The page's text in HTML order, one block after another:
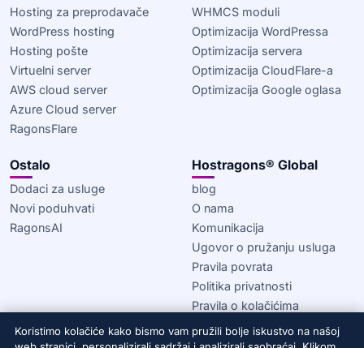
Hosting za preprodavače
WordPress hosting
Hosting pošte
Virtuelni server
AWS cloud server
Azure Cloud server
RagonsFlare
WHMCS moduli
Optimizacija WordPressa
Optimizacija servera
Optimizacija CloudFlare-a
Optimizacija Google oglasa
Ostalo
Dodaci za usluge
Novi poduhvati
RagonsAI
Hostragons® Global
blog
O nama
Komunikacija
Ugovor o pružanju usluga
Pravila povrata
Politika privatnosti
Pravila o kolačićima
© 2020–2026 Hostragons® Global — Brend kompanije Draconis
Koristimo kolačiće kako bismo vam pružili bolje iskustvo na našoj